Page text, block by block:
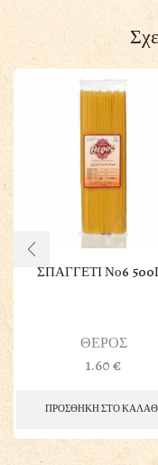
ΣΠΑΓΓΕΤΙ Νο6
ΘΕΡΟΣ
1.60€
ΠΡΟΣΘΗΚΗ ΣΤΟ